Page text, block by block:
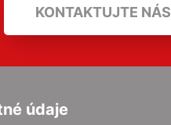
KONTAKTUJTE NÁS
údaje